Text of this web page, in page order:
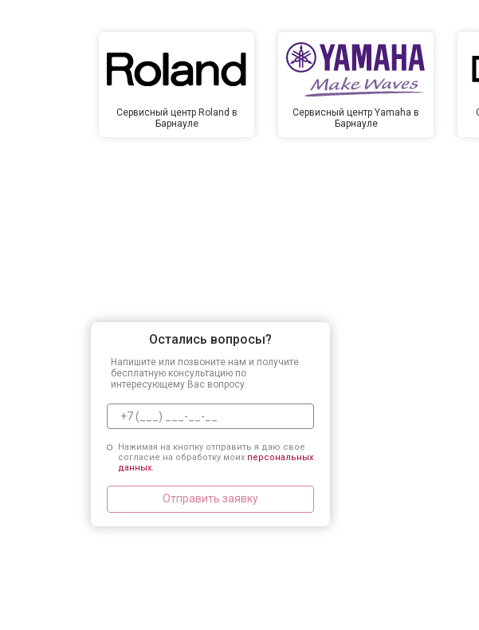
Сервисный центр Roland в
Барнауле
Сервисный центр Yamaha в
Барнауле
Остались вопросы?
Напишите или позвоните нам и получите
бесплатную консультацию по
интересующему Вас вопросу.
Нажимая на кнопку отправить я даю свое
согласие на обработку моих персональных
данных.
Отправить заявку